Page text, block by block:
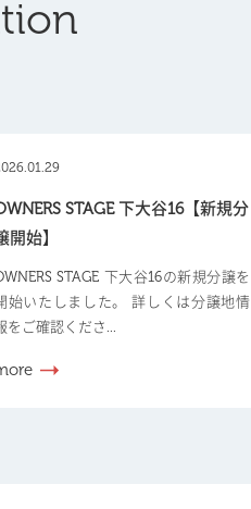
STAGE 下大谷16【新規分
開始】
STAGE 下大谷16の新規分譲を
始いたしました。 詳しくは分譲地情
をご確認くださ...